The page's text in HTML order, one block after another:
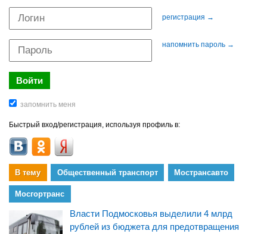
регистрация →
напомнить пароль →
Быстрый вход/регистрация, используя профиль в:
В тему Общественный транспорт Мострансавто
Мосгортранс
Власти Подмосковья выделили 4 млрд
рублей из бюджета для предотвращения